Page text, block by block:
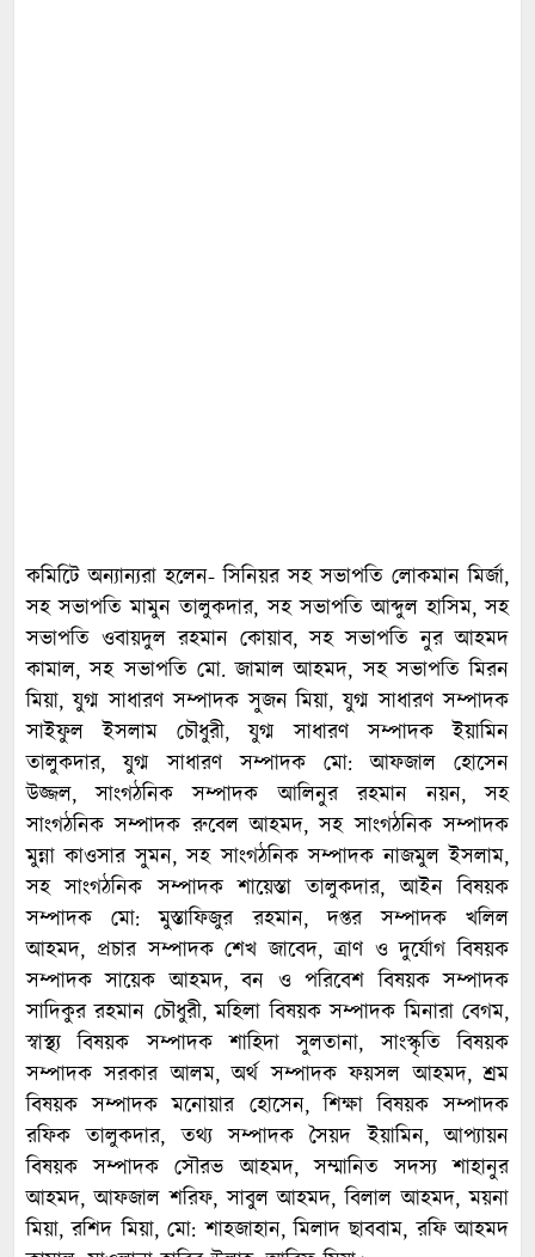
কমিটিে অন্যান্যরা হলেন- সিনিয়র সহ সভাপতি লোকমান মির্জা,
সহ সভাপতি মামুন তালুকদার, সহ সভাপতি আব্দুল হাসিম, সহ
সভাপতি ওবায়দুল রহমান কোয়াব, সহ সভাপতি নুর আহমদ
কামাল, সহ সভাপতি মো. জামাল আহমদ, সহ সভাপতি মিরন
মিয়া, যুগ্ম সাধারণ সম্পাদক সুজন মিয়া, যুগ্ম সাধারণ সম্পাদক
সাইফুল ইসলাম চৌধুরী, যুগ্ম সাধারণ সম্পাদক ইয়ামিন
তালুকদার, যুগ্ম সাধারণ সম্পাদক মো: আফজাল হোসেন
উজ্জল, সাংগঠনিক সম্পাদক আলিনুর রহমান নয়ন, সহ
সাংগঠনিক সম্পাদক রুবেল আহমদ, সহ সাংগঠনিক সম্পাদক
মুন্না কাওসার সুমন, সহ সাংগঠনিক সম্পাদক নাজমুল ইসলাম,
সহ সাংগঠনিক সম্পাদক শায়েস্তা তালুকদার, আইন বিষয়ক
সম্পাদক মো: মুস্তাফিজুর রহমান, দপ্তর সম্পাদক খলিল
আহমদ, প্রচার সম্পাদক শেখ জাবেদ, ত্রাণ ও দুর্যোগ বিষয়ক
সম্পাদক সায়েক আহমদ, বন ও পরিবেশ বিষয়ক সম্পাদক
সাদিকুর রহমান চৌধুরী, মহিলা বিষয়ক সম্পাদক মিনারা বেগম,
স্বাস্থ্য বিষয়ক সম্পাদক শাহিদা সুলতানা, সাংস্কৃতি বিষয়ক
সম্পাদক সরকার আলম, অর্থ সম্পাদক ফয়সল আহমদ, শ্রম
বিষয়ক সম্পাদক মনোয়ার হোসেন, শিক্ষা বিষয়ক সম্পাদক
রফিক তালুকদার, তথ্য সম্পাদক সৈয়দ ইয়ামিন, আপ্যায়ন
বিষয়ক সম্পাদক সৌরভ আহমদ, সম্মানিত সদস্য শাহানুর
আহমদ, আফজাল শরিফ, সাবুল আহমদ, বিলাল আহমদ, ময়না
মিয়া, রশিদ মিয়া, মো: শাহজাহান, মিলাদ ছাববাম, রফি আহমদ